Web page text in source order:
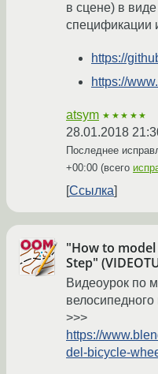
в сцене) в
спецификации
https://
https://
atsym ★★★★★
28.01.2018
Последнее
+00:00 (всего
Ссылка
"How to model
Step"
Видеоурок по
>>>
https://
del-bicycle-